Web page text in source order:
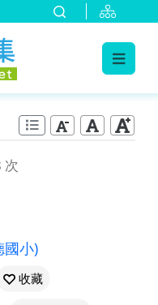
次
國小)
收藏